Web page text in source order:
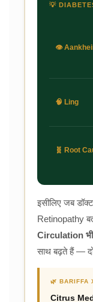
💡
👁️
🧠 Ling
🧬 Root
इसीलिए जब
Retinopathy
Circulation भी
साथ बढ़ते हैं —
🌿 BARIFFA
Citrus